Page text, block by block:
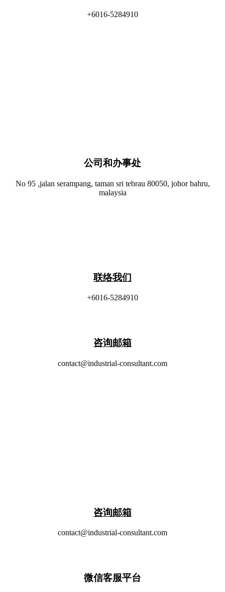
+6016-5284910
公司和办事处​
No 95 ,jalan serampang, taman sri tebrau 80050, johor bahru,
malaysia
联络我们
+6016-5284910
​咨询邮箱
contact@industrial-consultant.com
​咨询邮箱
contact@industrial-consultant.com
微信客服平台